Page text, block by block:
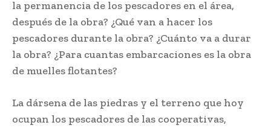
la permanencia de los pescadores en el área,
después de la obra? ¿Qué van a hacer los
pescadores durante la obra? ¿Cuánto va a durar
la obra? ¿Para cuantas embarcaciones es la obra
de muelles flotantes?
La dársena de las piedras y el terreno que hoy
ocupan los pescadores de las cooperativas,